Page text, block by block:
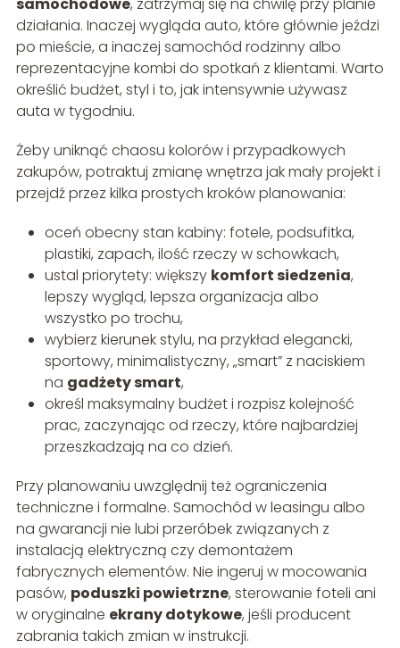
samochodowe, zatrzymaj się na chwilę przy planie
działania. Inaczej wygląda auto, które głównie jeździ
po mieście, a inaczej samochód rodzinny albo
reprezentacyjne kombi do spotkań z klientami. Warto
określić budżet, styl i to, jak intensywnie używasz
auta w tygodniu.
Żeby uniknąć chaosu kolorów i przypadkowych
zakupów, potraktuj zmianę wnętrza jak mały projekt i
przejdź przez kilka prostych kroków planowania:
oceń obecny stan kabiny: fotele, podsufitka,
plastiki, zapach, ilość rzeczy w schowkach,
ustal priorytety: większy komfort siedzenia,
lepszy wygląd, lepsza organizacja albo
wszystko po trochu,
wybierz kierunek stylu, na przykład elegancki,
sportowy, minimalistyczny, „smart” z naciskiem
na gadżety smart,
określ maksymalny budżet i rozpisz kolejność
prac, zaczynając od rzeczy, które najbardziej
przeszkadzają na co dzień.
Przy planowaniu uwzględnij też ograniczenia
techniczne i formalne. Samochód w leasingu albo
na gwarancji nie lubi przeróbek związanych z
instalacją elektryczną czy demontażem
fabrycznych elementów. Nie ingeruj w mocowania
pasów, poduszki powietrzne, sterowanie foteli ani
w oryginalne ekrany dotykowe, jeśli producent
zabrania takich zmian w instrukcji.